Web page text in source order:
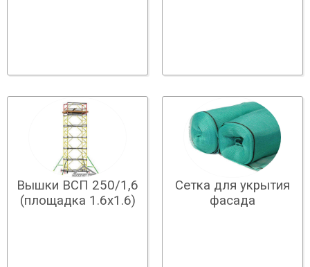
Вышки ВСП 250/1,6
(площадка 1.6х1.6)
Сетка для укрытия
фасада